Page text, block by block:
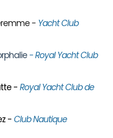
- Yacht Club
- Royal Yacht Club
- Royal Yacht Club de
- Club Nautique